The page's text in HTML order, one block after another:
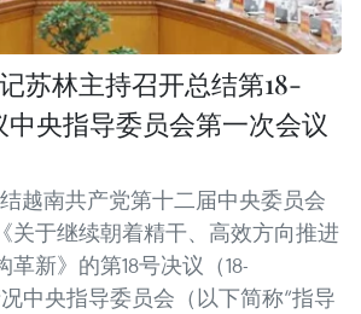
苏林主持召开总结第18-
央指导委员会第一次会议
结越南共产党第十二届中央委员会
关于继续朝着精干、高效方向推进
新》的第18号决议（18-
中央指导委员会（以下简称“指导